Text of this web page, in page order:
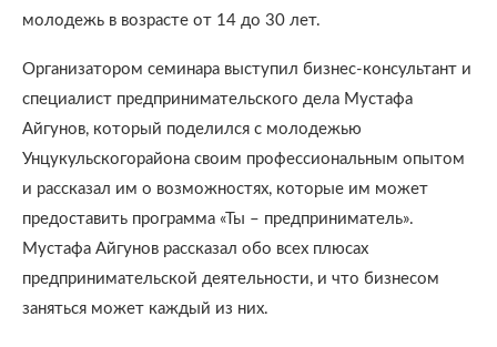
молодежь в возрасте от 14 до 30 лет.
Организатором семинара выступил бизнес-консультант и
специалист предпринимательского дела Мустафа
Айгунов, который поделился с молодежью
Унцукульскогорайона своим профессиональным опытом
и рассказал им о возможностях, которые им может
предоставить программа «Ты – предприниматель».
Мустафа Айгунов рассказал обо всех плюсах
предпринимательской деятельности, и что бизнесом
заняться может каждый из них.